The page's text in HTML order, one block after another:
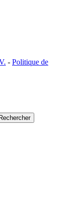
- Politique de